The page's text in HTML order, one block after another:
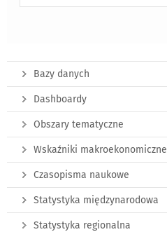
Bazy danych
Dashboardy
Obszary tematyczne
Wskaźniki makroekonomiczne
Czasopisma naukowe
Statystyka międzynarodowa
Statystyka regionalna